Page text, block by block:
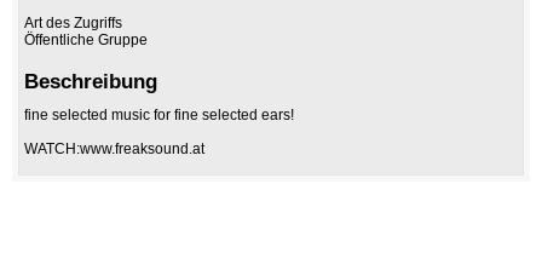
Art des Zugriffs
Öffentliche Gruppe
Beschreibung
fine selected music for fine selected ears!
WATCH:www.freaksound.at